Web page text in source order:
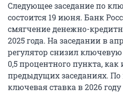
Следующее заседание по
состоится 19 июня. Банк
смягчение денежно-
2025 года. На заседании в
регулятор снизил ключевую
0,5 процентного пункта,
предыдущих заседаниях. По
ключевая ставка в 2026 году